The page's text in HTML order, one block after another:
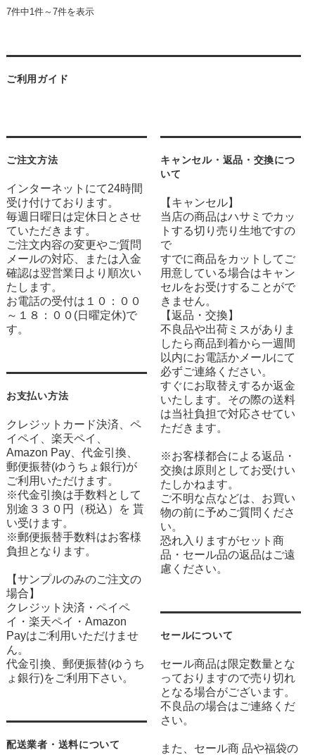
7件中1件～7件を表示
ご利用ガイド
ご注文方法
インターネットにて24時間
受け付けております。
毎週日曜日は定休日とさせ
ていただきます。
ご注文内容の変更やご質問
メールの対応、または入金
確認は翌営業日より順次い
たします。
お電話の受付は１０：００
～１８：００(日曜定休)で
す。
お支払い方法
クレジットカード決済、ペ
イペイ、楽天ペイ、
Amazon Pay、代金引換、
郵便振替(ゆうちょ銀行)が
ご利用いただけます。
※代金引換は手数料として
別途３３０円（税込）を 貰
い受けます。
※郵便振替手数料はお客様
負担となります。
【サンプルのみのご注文の
場合】
クレジット決済・ペイペ
イ・楽天ペイ・Amazon
Payはご利用いただけませ
ん。
代金引換、郵便振替(ゆうち
ょ銀行)をご利用下さい。
配送業者・送料について
キャンセル・返品・交換につ
いて
【キャンセル】
当店の商品はハサミでカッ
トする切り売り生地ですの
で
すでに商品をカットしてご
用意している場合はキャン
セルをお受けすることがで
きません。
【返品・交換】
不良品や出荷ミスがありま
したら商品到着から一週間
以内にお電話かメールにて
必ずご連絡ください。
すぐにお取替えするか返金
いたします。その際の送料
は当社負担で対応させてい
ただきます。
※お客様都合による返品・
交換は原則としてお受けい
たしかねます。
ご不明な点などは、お買い
物の前に予めご質問くださ
い。
恐れ入りますがセット商
品・セール品の返品はご遠
慮ください。
セールについて
セール商品は限定数量とな
っておりますので売り切れ
となる場合がございます。
不良品の場合はご連絡くだ
さい。
また、セール商 品や福袋の